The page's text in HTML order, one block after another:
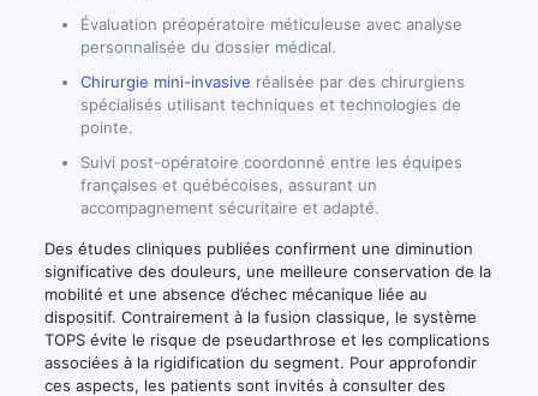
Évaluation préopératoire méticuleuse avec analyse
personnalisée du dossier médical.
Chirurgie mini-invasive réalisée par des chirurgiens
spécialisés utilisant techniques et technologies de
pointe.
Suivi post-opératoire coordonné entre les équipes
françaises et québécoises, assurant un
accompagnement sécuritaire et adapté.
Des études cliniques publiées confirment une diminution
significative des douleurs, une meilleure conservation de la
mobilité et une absence d’échec mécanique liée au
dispositif. Contrairement à la fusion classique, le système
TOPS évite le risque de pseudarthrose et les complications
associées à la rigidification du segment. Pour approfondir
ces aspects, les patients sont invités à consulter des